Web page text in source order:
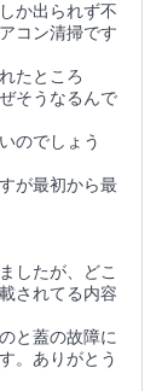
か出られず不
コン清掃です
たところ
そうなるんで
のでしょう
が最初から最
したが、どこ
されてる内容
と蓋の故障に
。ありがとう